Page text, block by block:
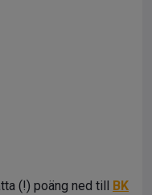
(!) poäng ned till
BK